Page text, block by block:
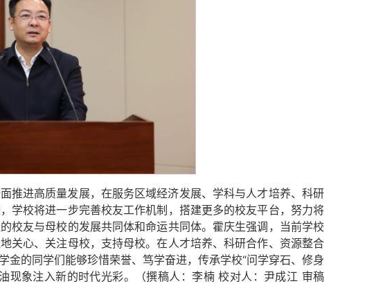
推进高质量发展，在服务区域经济发展、学科与人才培养、科研
学校将进一步完善校友工作机制，搭建更多的校友平台，努力将
校友与母校的发展共同体和命运共同体。霍庆生强调，当前学校
关心、关注母校，支持母校。在人才培养、科研合作、资源整合
的同学们能够珍惜荣誉、笃学奋进，传承学校“问学穿石、修身
现象注入新的时代光彩。（撰稿人：李楠 校对人：尹成江 审稿